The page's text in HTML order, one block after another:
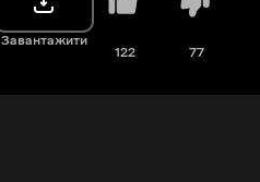
Завантажити
122 77